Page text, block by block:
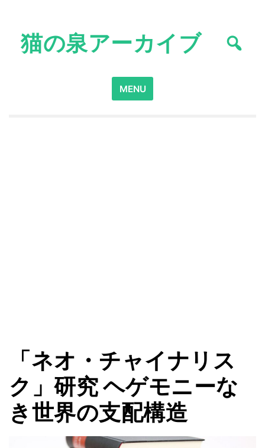
content猫の泉アーカイブ
Search
for:
MENU
「ネオ・チャイナリス
ク」研究 ヘゲモニーな
き世界の支配構造